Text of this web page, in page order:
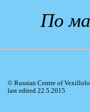
По
© Russian Centre of
last edited 22.5.2015